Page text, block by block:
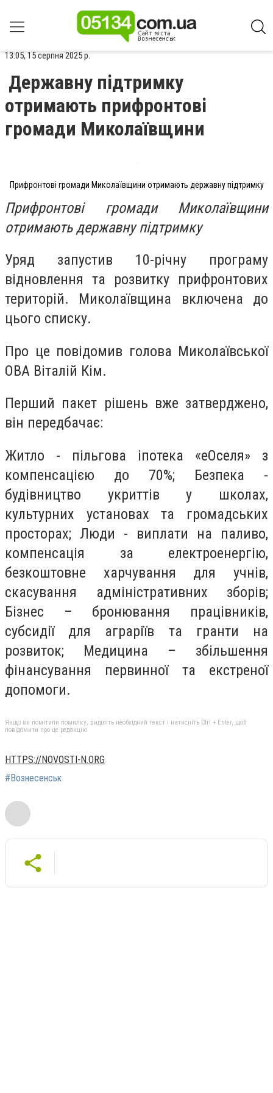
13:05, 15 серпня 2025 р.
Державну підтримку
отримають прифронтові
громади Миколаївщини
Прифронтові громади Миколаївщини отримають державну підтримку
Прифронтові громади Миколаївщини
отримають державну підтримку
Уряд запустив 10-річну програму
відновлення та розвитку прифронтових
територій. Миколаївщина включена до
цього списку.
Про це повідомив голова Миколаївської
ОВА Віталій Кім.
Перший пакет рішень вже затверджено,
він передбачає:
Житло - пільгова іпотека «еОселя» з
компенсацією до 70%; Безпека -
будівництво укриттів у школах,
культурних установах та громадських
просторах; Люди - виплати на паливо,
компенсація за електроенергію,
безкоштовне харчування для учнів,
скасування адміністративних зборів;
Бізнес – бронювання працівників,
субсидії для аграріїв та гранти на
розвиток; Медицина – збільшення
фінансування первинної та екстреної
допомоги.
Якщо ви помітили помилку, виділіть необхідний текст і натисніть Ctrl + Enter, щоб
повідомити про це редакцію
HTTPS://NOVOSTI-N.ORG
#Вознесенськ